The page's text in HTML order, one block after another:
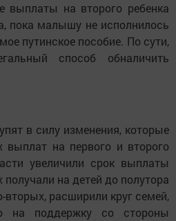
выплаты на второго ребенка
пока малышу не исполнилось
путинское пособие. По сути,
способ обналичить
в силу изменения, которые
на первого и второго
увеличили срок выплаты
на детей до полутора
вторых, расширили круг семей,
на поддержку со стороны